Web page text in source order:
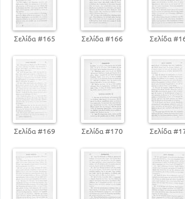
Σελίδα #165 Σελίδα #166 Σελίδα
Σελίδα #169 Σελίδα #170 Σελίδα